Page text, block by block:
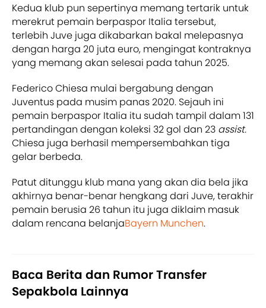
Kedua klub pun sepertinya memang tertarik untuk
merekrut pemain berpaspor Italia tersebut,
terlebih Juve juga dikabarkan bakal melepasnya
dengan harga 20 juta euro, mengingat kontraknya
yang memang akan selesai pada tahun 2025.
Federico Chiesa mulai bergabung dengan
Juventus pada musim panas 2020. Sejauh ini
pemain berpaspor Italia itu sudah tampil dalam 131
pertandingan dengan koleksi 32 gol dan 23 assist.
Chiesa juga berhasil mempersembahkan tiga
gelar berbeda.
Patut ditunggu klub mana yang akan dia bela jika
akhirnya benar-benar hengkang dari Juve, terakhir
pemain berusia 26 tahun itu juga diklaim masuk
dalam rencana belanjaBayern Munchen.
Baca Berita dan Rumor Transfer
Sepakbola Lainnya